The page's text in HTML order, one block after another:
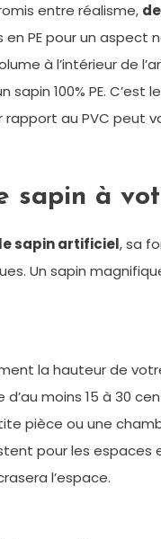
entre réalisme,
PE pour un
à l’intérieur de
100% PE.
au PVC peut
sapin à
sapin artificiel, sa
Un sapin
la hauteur de
moins 15 à 30
pièce ou une
pour les espaces
l’espace.